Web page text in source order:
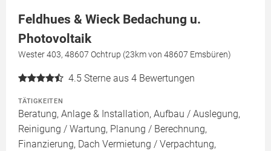
Feldhues & Wieck Bedachung u.
Photovoltaik
Wester 403, 48607 Ochtrup (23km von 48607 Emsbüren)
4.5 Sterne aus 4 Bewertungen
TÄTIGKEITEN
Beratung, Anlage & Installation, Aufbau / Auslegung,
Reinigung / Wartung, Planung / Berechnung,
Finanzierung, Dach Vermietung / Verpachtung,